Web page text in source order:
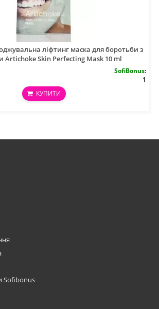
ліфтинг маска для боротьби з
Artichoke Skin Perfecting Mask 10 ml
SofiBonus:
1
КУПИТИ
Sofibonus